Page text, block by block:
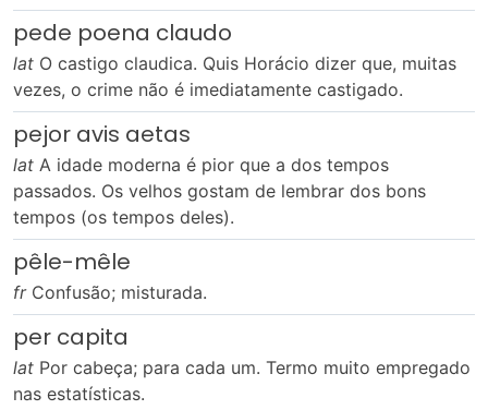
pede poena claudo
lat O castigo claudica. Quis Horácio dizer que, muitas
vezes, o crime não é imediatamente castigado.
pejor avis aetas
lat A idade moderna é pior que a dos tempos
passados. Os velhos gostam de lembrar dos bons
tempos (os tempos deles).
pêle-mêle
frConfusão; misturada.
per capita
lat Por cabeça; para cada um. Termo muito empregado
nas estatísticas.